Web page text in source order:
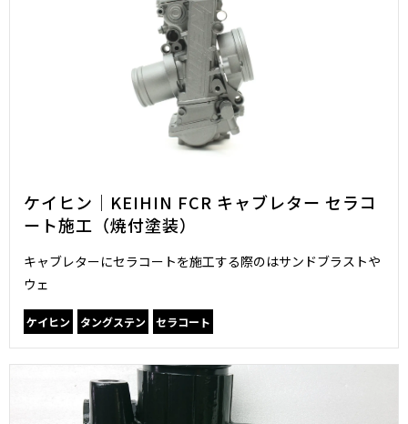
ケイヒン｜KEIHIN FCR キャブレター セラコ
ート施工（焼付塗装）
キャブレターにセラコートを施工する際のはサンドブラストや
ウェ
ケイヒン タングステン セラコート